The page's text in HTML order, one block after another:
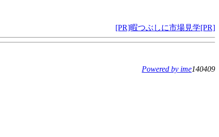
[PR]暇つぶしに市場見学[PR]
Powered by ime140409